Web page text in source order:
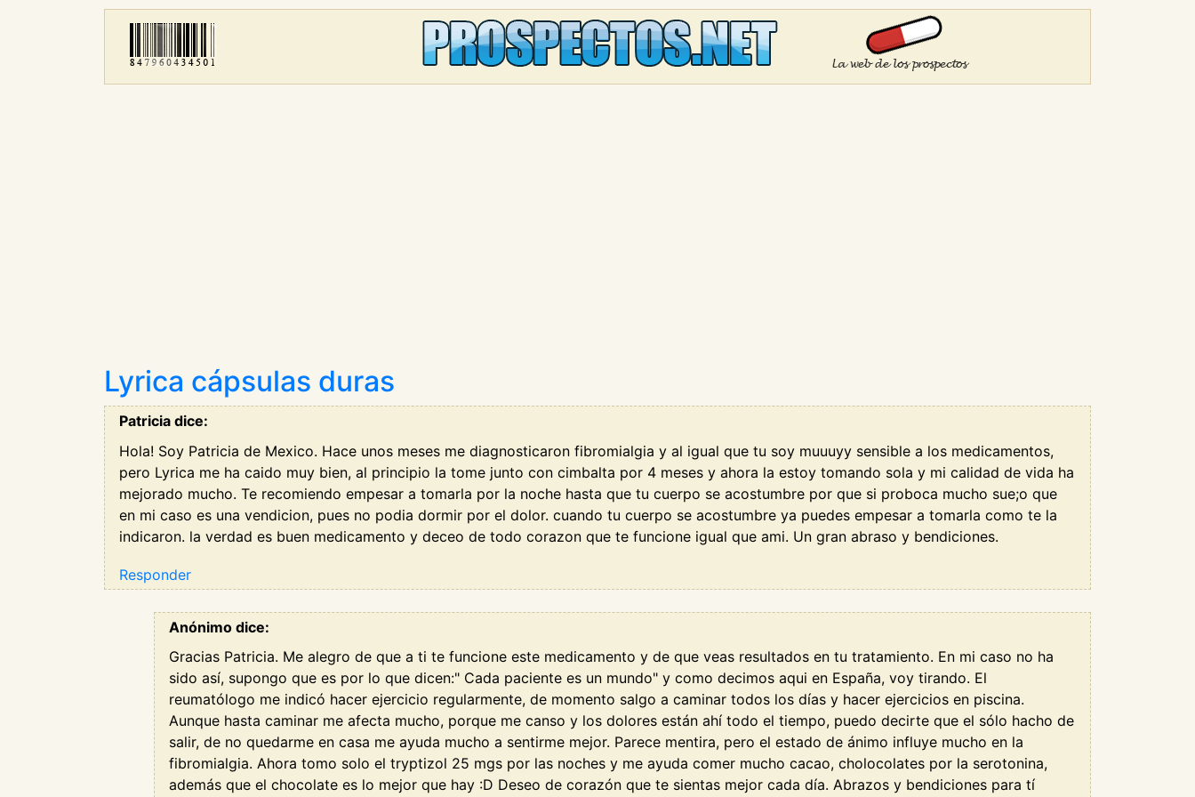
Lyrica cápsulas duras
Patricia dice:
Hola! Soy Patricia de Mexico. Hace unos meses me diagnosticaron fibromialgia y al igual que tu soy muuuyy sensible a los medicamentos,
pero Lyrica me ha caido muy bien, al principio la tome junto con cimbalta por 4 meses y ahora la estoy tomando sola y mi calidad de vida ha
mejorado mucho. Te recomiendo empesar a tomarla por la noche hasta que tu cuerpo se acostumbre por que si proboca mucho sue;o que
en mi caso es una vendicion, pues no podia dormir por el dolor. cuando tu cuerpo se acostumbre ya puedes empesar a tomarla como te la
indicaron. la verdad es buen medicamento y deceo de todo corazon que te funcione igual que ami. Un gran abraso y bendiciones.
Responder
Anónimo dice:
Gracias Patricia. Me alegro de que a ti te funcione este medicamento y de que veas resultados en tu tratamiento. En mi caso no ha
sido así, supongo que es por lo que dicen:" Cada paciente es un mundo" y como decimos aqui en España, voy tirando. El
reumatólogo me indicó hacer ejercicio regularmente, de momento salgo a caminar todos los días y hacer ejercicios en piscina.
Aunque hasta caminar me afecta mucho, porque me canso y los dolores están ahí todo el tiempo, puedo decirte que el sólo hacho de
salir, de no quedarme en casa me ayuda mucho a sentirme mejor. Parece mentira, pero el estado de ánimo influye mucho en la
fibromialgia. Ahora tomo solo el tryptizol 25 mgs por las noches y me ayuda comer mucho cacao, cholocolates por la serotonina,
además que el chocolate es lo mejor que hay :D Deseo de corazón que te sientas mejor cada día. Abrazos y bendiciones para tí